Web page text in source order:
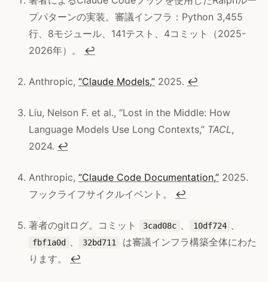
プパターンの実装。審議インフラ：Python 3,455
行、8モジュール、141テスト、4コミット（2025-
2026年）。 ↩
Anthropic, “Claude Models,” 2025. ↩
Liu, Nelson F. et al., “Lost in the Middle: How
Language Models Use Long Contexts,” TACL,
2024. ↩
Anthropic, “Claude Code Documentation,” 2025.
フックライフサイクルイベント。 ↩
著者のgitログ。コミット 3cad08c 、 10df724 、
fbf1a0d 、 32bd711
は審議インフラ構築全体にわた
ります。 ↩